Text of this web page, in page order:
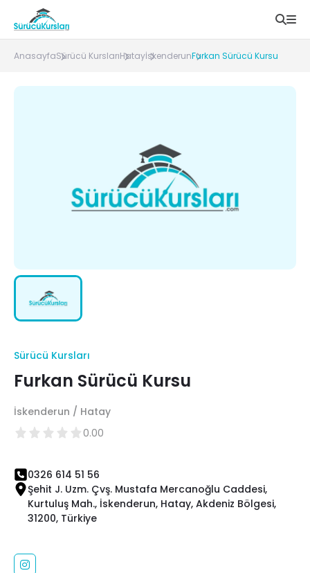
AnasayfaSürücü KurslarıHatayİskenderunFurkan Sürücü Kursu
Sürücü Kursları
Furkan Sürücü Kursu
İskenderun / Hatay
0.00
0326 614 51 56
Şehit J. Uzm. Çvş. Mustafa Mercanoğlu Caddesi,
Kurtuluş Mah., İskenderun, Hatay, Akdeniz Bölgesi,
31200, Türkiye